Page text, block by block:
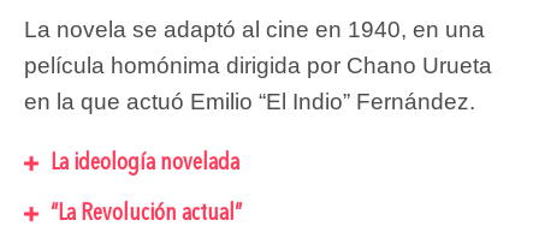
La novela se adaptó al cine en 1940, en una
película homónima dirigida por Chano Urueta
en la que actuó Emilio “El Indio” Fernández.
La ideología novelada
“La Revolución actual”